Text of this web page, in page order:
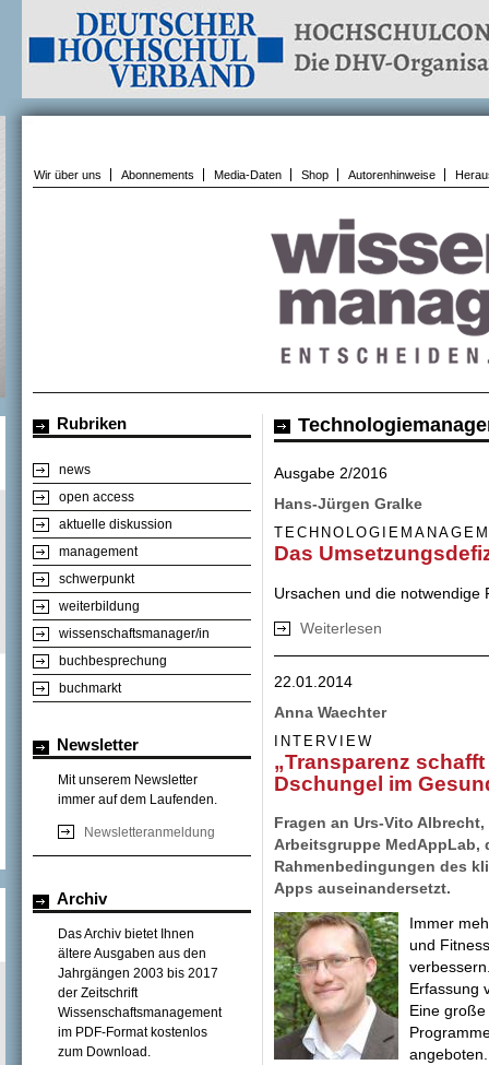
Wir über uns Abonnements Media-Daten Shop Autorenhinweise
Rubriken
news
open access
aktuelle diskussion
management
schwerpunkt
weiterbildung
wissenschaftsmanager/in
buchbesprechung
buchmarkt
Newsletter
Mit unserem Newsletter
immer auf dem Laufenden.
Newsletteranmeldung
Archiv
Das Archiv bietet Ihnen
ältere Ausgaben aus den
Jahrgängen 2003 bis 2017
der Zeitschrift
Wissenschaftsmanagement
im PDF-Format kostenlos
zum Download.
Ausgabe 2/2016
Hans-Jürgen Gralke
Das
Ursachen und die notwendige
Weiterlesen
22.01.2014
Anna Waechter
INTERVIEW
„Transparenz
Dschungel im
Fragen an Urs-Vito
Arbeitsgruppe
Rahmenbedingungen des
Apps auseinandersetzt.
Immer
und
Erfassung
Eine